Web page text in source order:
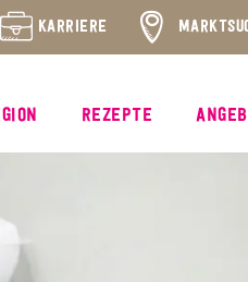
KARRIERE
REZEPTE